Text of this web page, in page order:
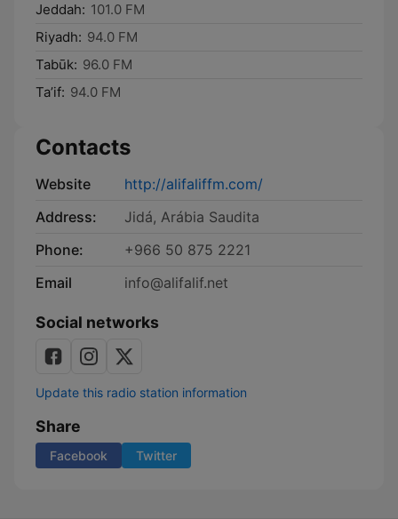
Jeddah: 101.0 FM
Riyadh: 94.0 FM
Tabūk: 96.0 FM
Ta’if: 94.0 FM
Contacts
Website
http://alifaliffm.com/
Address:
Jidá, Arábia Saudita
Phone:
+966 50 875 2221
Email
info@alifalif.net
Social networks
Update this radio station information
Share
Facebook Twitter